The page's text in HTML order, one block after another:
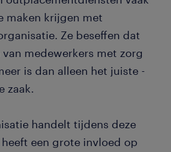
maken krijgen met
Ze beseffen dat
medewerkers met zorg
is dan alleen het juiste -
zaak.
handelt tijdens deze
een grote invloed op